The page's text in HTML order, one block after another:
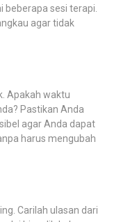
sesi terapi.
agar tidak
Apakah waktu
Pastikan Anda
agar Anda dapat
harus mengubah
Carilah ulasan dari